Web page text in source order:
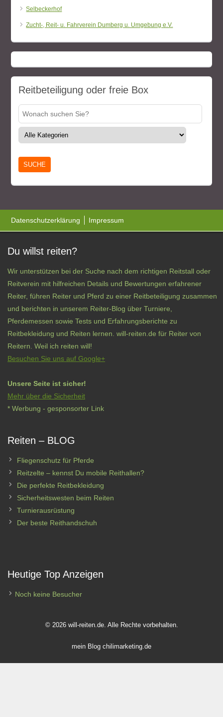
Selbeckerhof
Zucht-, Reit- u. Fahrverein Dumberg u. Umgebung e.V.
Reitbeteiligung oder freie Box
Datenschutzerklärung Impressum
Du willst reiten?
Wir unterstützen bei der Suche nach dem richtigen Reitstall oder
Reitverein mit hilfreichen Details und Bewertungen erfahrener
Reiter, führen Reiter und Pferd zu einer Reitbeteiligung zusammen
und berichten in unserem Reiter-Blog über Turniere,
Pferdemessen sowie Tests und Erfahrungsberichte zu
Reitbekleidung und Reiten lernen. will-reiten.de für Reiter von
Reitern. Weil ich reiten will!
Besuchen Sie uns auf Google+
Unsere Seite ist sicher!
Mehr über die Sicherheit
* Werbung - gesponsorter Link
Reiten – BLOG
Fliegenschutz für Pferde
Reitzelte – kennst Du mobile Reithallen?
Die perfekte Reitbekleidung
Sicherheitswesten beim Reiten
Turnierausrüstung
Der beste Reithandschuh
Heutige Top Anzeigen
Noch keine Besucher
© 2026 will-reiten.de. Alle Rechte vorbehalten.
mein Blog chilimarketing.de